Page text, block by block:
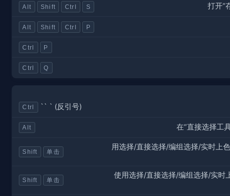
Alt Shift Ctrl S 打开“
Alt Shift Ctrl P
Ctrl P
Ctrl Q
Ctrl `` ` (反引号)
Alt 在“直接选择工
Shift 单击
用选择/直接选择/编组选择/实时上
Shift 单击
使用选择/直接选择/编组选择/实时